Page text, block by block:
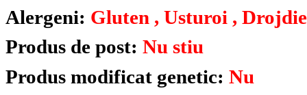
Alergeni: Gluten , Usturoi , Drojdie
Produs de post: Nu stiu
Produs modificat genetic: Nu